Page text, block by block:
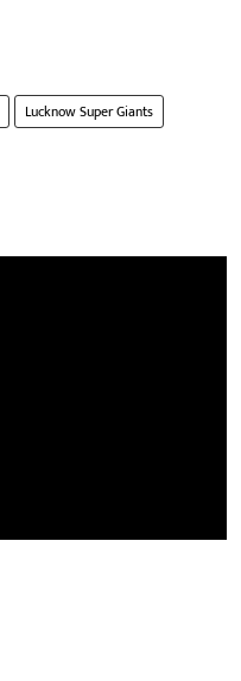
Lucknow Super Giants